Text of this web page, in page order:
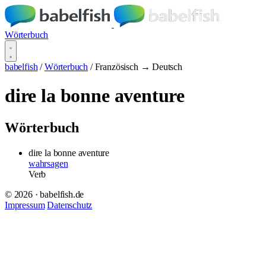
Wörterbuch
babelfish / Wörterbuch / Französisch → Deutsch
dire la bonne aventure
Wörterbuch
dire la bonne aventure
wahrsagen
Verb
© 2026 · babelfish.de
Impressum Datenschutz